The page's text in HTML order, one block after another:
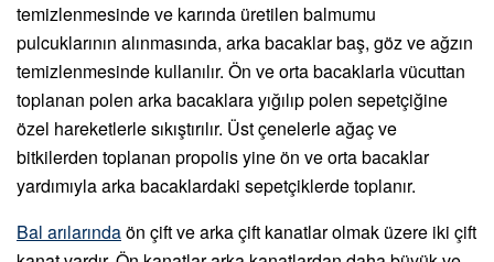
temizlenmesinde ve karında üretilen balmumu
pulcuklarının alınmasında, arka bacaklar baş, göz ve ağzın
temizlenmesinde kullanılır. Ön ve orta bacaklarla vücuttan
toplanan polen arka bacaklara yığılıp polen sepetçiğine
özel hareketlerle sıkıştırılır. Üst çenelerle ağaç ve
bitkilerden toplanan propolis yine ön ve orta bacaklar
yardımıyla arka bacaklardaki sepetçiklerde toplanır.
Bal arılarındaön çift ve arka çift kanatlar olmak üzere iki çift